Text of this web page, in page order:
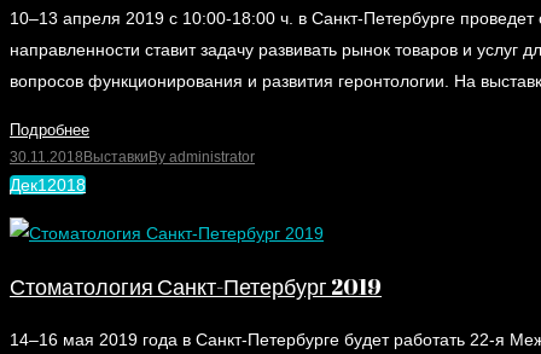
10–13 апреля 2019 с 10:00-18:00 ч. в Санкт-Петербурге
направленности ставит задачу развивать рынок товаров и
вопросов функционирования и развития геронтологии. На
Подробнее
30.11.2018 Выставки By administrator
Дек1 2018
Стоматология Санкт-Петербург 2019
14–16 мая 2019 года в Санкт-Петербурге будет работать 22-я